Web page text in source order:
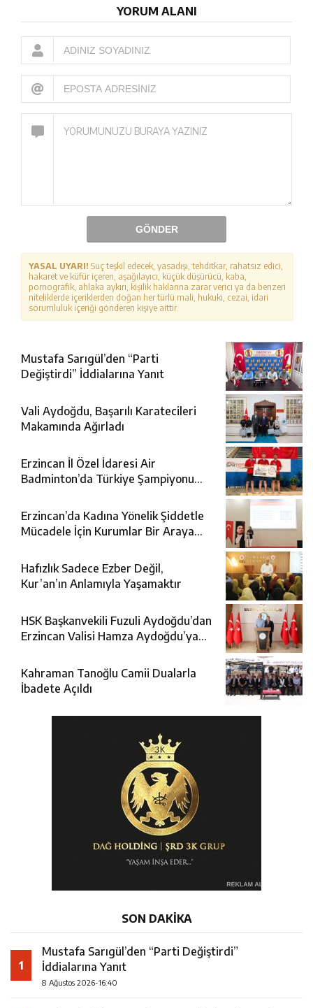
YORUM ALANI
GÖNDER
YASAL UYARI! Suç teşkil edecek, yasadışı, tehditkar, rahatsız edici,
hakaret ve küfür içeren, aşağılayıcı, küçük düşürücü, kaba,
pornografik, ahlaka aykırı, kişilik haklarına zarar verici ya da benzeri
niteliklerde içeriklerden doğan her türlü mali, hukuki, cezai, idari
sorumluluk içeriği gönderen kişiye aittir.
Mustafa Sarıgül’den “Parti
Değiştirdi” İddialarına Yanıt
Vali Aydoğdu, Başarılı Karatecileri
Makamında Ağırladı
Erzincan İl Özel İdaresi Air
Badminton’da Türkiye Şampiyonu
Erzincan’da Kadına Yönelik Şiddetle
Mücadele İçin Kurumlar Bir Araya
Hafızlık Sadece Ezber Değil,
Kur’an’ın Anlamıyla Yaşamaktır
HSK Başkanvekili Fuzuli Aydoğdu’dan
Erzincan Valisi Hamza Aydoğdu’ya
Kahraman Tanoğlu Camii Dualarla
İbadete Açıldı
SON DAKİKA
1
Mustafa Sarıgül’den “Parti Değiştirdi”
İddialarına Yanıt
8 Ağustos 2026-16:40